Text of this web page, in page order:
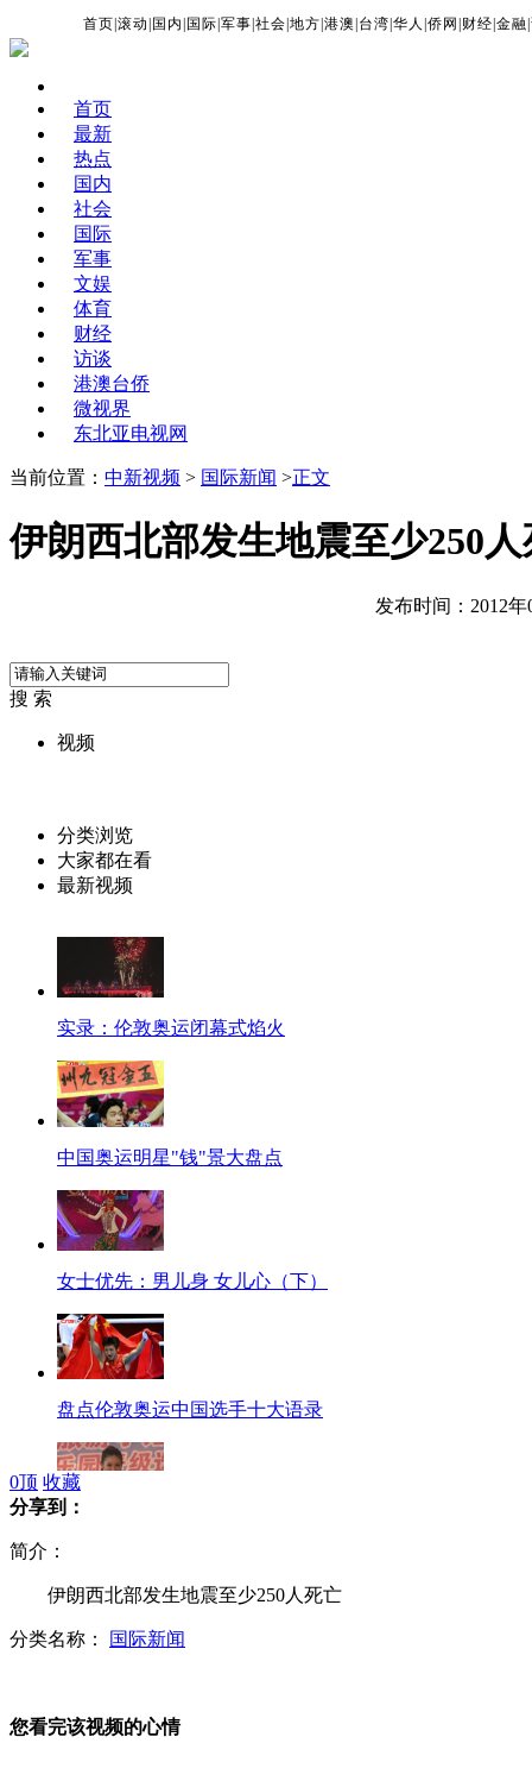
首页 |滚动 国内 国际 |军事 |社会 |地方 |港澳 台湾 |华人 |侨网 财经 |金融 |
首页
最新
热点
国内
社会
国际
军事
文娱
体育
财经
访谈
港澳台侨
微视界
东北亚电视网
当前位置： 中新视频 > 国际新闻 >正文
伊朗西北部发生地震至少250
发布时间：2012年
搜 索
视频
分类浏览
大家都在看
最新视频
实录：伦敦奥运闭幕式焰火
中国奥运明星"钱"景大盘点
女士优先：男儿身 女儿心（下）
盘点伦敦奥运中国选手十大语录
0顶 收藏
分享到：
简介：
伊朗西北部发生地震至少250人死亡
分类名称： 国际新闻
您看完该视频的心情